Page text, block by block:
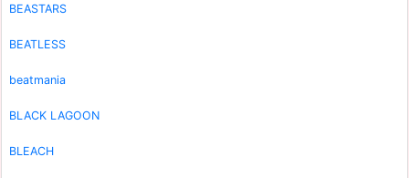
BEASTARS
BEATLESS
beatmania
BLACK LAGOON
BLEACH